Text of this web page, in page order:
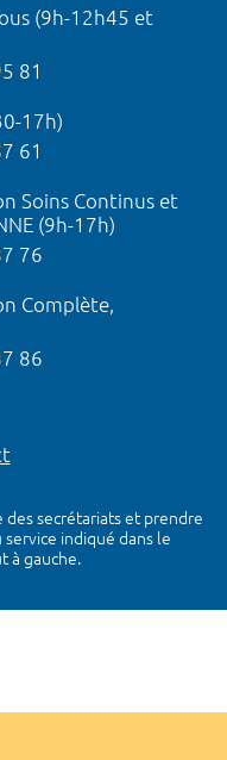
(9h-12h45 et
81
17h)
61
Soins Continus et
(9h-17h)
76
Complète,
86
des secrétariats et prendre
indiqué dans le
à gauche.